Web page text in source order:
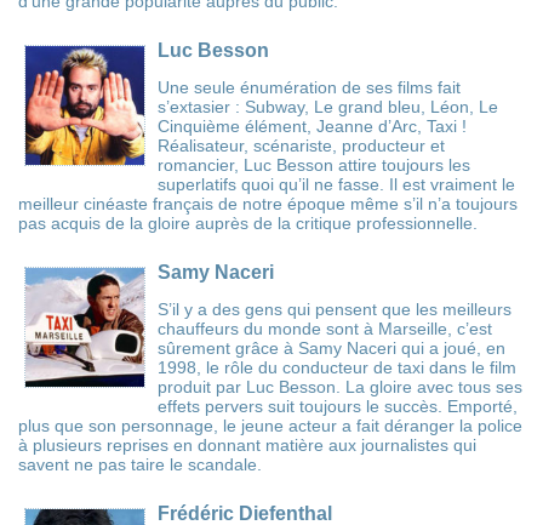
Luc Besson
Une seule énumération de ses films fait
s’extasier : Subway, Le grand bleu, Léon, Le
Cinquième élément, Jeanne d’Arc, Taxi !
Réalisateur, scénariste, producteur et
romancier, Luc Besson attire toujours les
superlatifs quoi qu’il ne fasse. Il est vraiment le
meilleur cinéaste français de notre époque même s’il n’a toujours
pas acquis de la gloire auprès de la critique professionnelle.
Samy Naceri
S’il y a des gens qui pensent que les meilleurs
chauffeurs du monde sont à Marseille, c’est
sûrement grâce à Samy Naceri qui a joué, en
1998, le rôle du conducteur de taxi dans le film
produit par Luc Besson. La gloire avec tous ses
effets pervers suit toujours le succès. Emporté,
plus que son personnage, le jeune acteur a fait déranger la police
à plusieurs reprises en donnant matière aux journalistes qui
savent ne pas taire le scandale.
Frédéric Diefenthal